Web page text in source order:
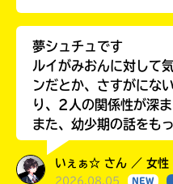
夢シュチュです
ルイがみおんに対して
ンだとか、さすがにな
り、2人の関係性が深ま
また、幼少期の話をも
いぇぁ☆ さん ／ 女性
2026.08.05 NEW